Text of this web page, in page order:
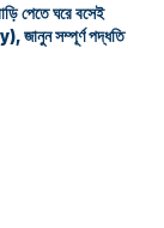
ঘরে বসেই
জানুন সম্পূর্ণ পদ্ধতি